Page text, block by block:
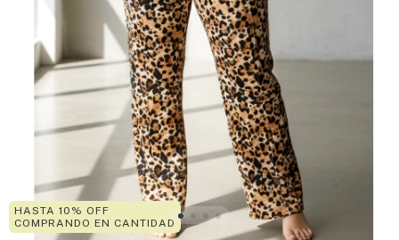
HASTA 10% OFF
COMPRANDO EN CANTIDAD